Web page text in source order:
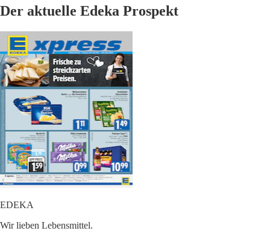
Der aktuelle Edeka Prospekt
EDEKA
Wir lieben Lebensmittel.